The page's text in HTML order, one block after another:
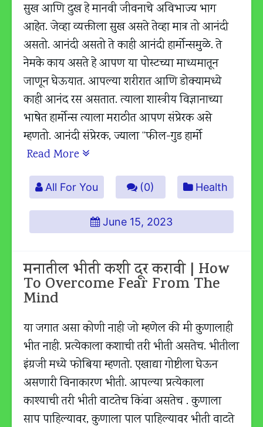
सुख आणि दुख हे मानवी जीवनाचे अविभाज्य भाग
आहेत. जेव्हा व्यक्तीला सुख असते तेव्हा मात्र तो आनंदी
असतो. आनंदी असतो ते काही आनंदी हार्मोन्समुळे. ते
नेमके काय असते हे आपण या पोस्टच्या माध्यमातून
जाणून घेऊयात. आपल्या शरीरात आणि डोक्यामध्ये
काही आनंद रस असतात. त्याला शास्त्रीय विज्ञानाच्या
भाषेत हार्मोन्स त्याला मराठीत आपण संप्रेरक असे
म्हणतो. आनंदी संप्रेरक, ज्याला “फील-गुड हार्मो
Read More
All For You (0) Health
June 15, 2023
मनातील भीती कशी दूर करावी | How
To Overcome Fear From The
Mind
या जगात असा कोणी नाही जो म्हणेल की मी कुणालाही
भीत नाही. प्रत्येकाला कशाची तरी भीती असतेच. भीतीला
इंग्रजी मध्ये फोबिया म्हणतो. एखाद्या गोष्टीला घेऊन
असणारी विनाकारण भीती. आपल्या प्रत्येकाला
काश्याची तरी भीती वाटतेच किंवा असतेच . कुणाला
साप पाहिल्यावर, कुणाला पाल पाहिल्यावर भीती वाटते